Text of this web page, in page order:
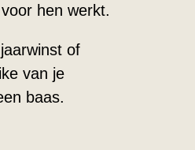
hen werkt.
of
van je
baas.